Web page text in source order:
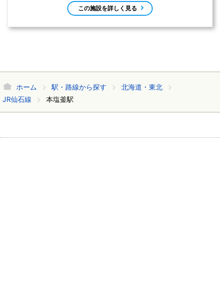
この施設を詳しく見る
ホーム 駅・路線から探す
北海道・東北
JR仙石線
本塩釜駅